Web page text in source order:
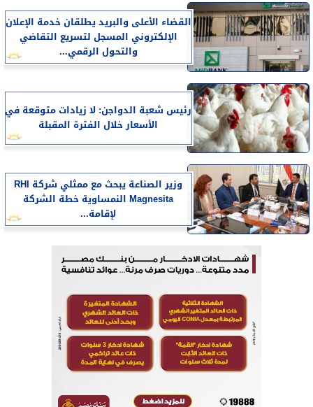
القضاء الأعلى والبريد يطلقان خدمة الإعلان
الإلكتروني المسجل لتسريع التقاضي
والتحول الرقمي...
رئيس شعبة الدواجن: لا زيادات متوقعة في
الأسعار خلال الفترة المقبلة
وزير الصناعة يبحث مع ممثلي شركة RHI
Magnesita النمساوية خطة الشركة
لإقامة...